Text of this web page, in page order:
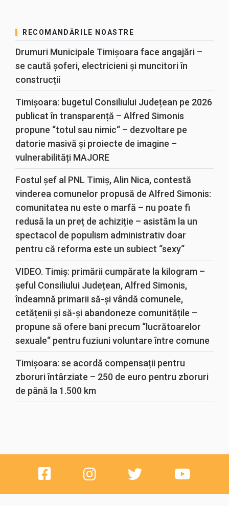
RECOMANDĂRILE NOASTRE
Drumuri Municipale Timișoara face angajări –
se caută șoferi, electricieni și muncitori în
construcții
Timișoara: bugetul Consiliului Județean pe 2026
publicat în transparență – Alfred Simonis
propune “totul sau nimic“ – dezvoltare pe
datorie masivă și proiecte de imagine –
vulnerabilități MAJORE
Fostul șef al PNL Timiș, Alin Nica, contestă
vinderea comunelor propusă de Alfred Simonis:
comunitatea nu este o marfă – nu poate fi
redusă la un preț de achiziție – asistăm la un
spectacol de populism administrativ doar
pentru că reforma este un subiect “sexy“
VIDEO. Timiș: primării cumpărate la kilogram –
șeful Consiliului Județean, Alfred Simonis,
îndeamnă primarii să-și vândă comunele,
cetățenii și să-și abandoneze comunitățile –
propune să ofere bani precum “lucrătoarelor
sexuale“ pentru fuziuni voluntare între comune
Timișoara: se acordă compensații pentru
zboruri întârziate – 250 de euro pentru zboruri
de până la 1.500 km